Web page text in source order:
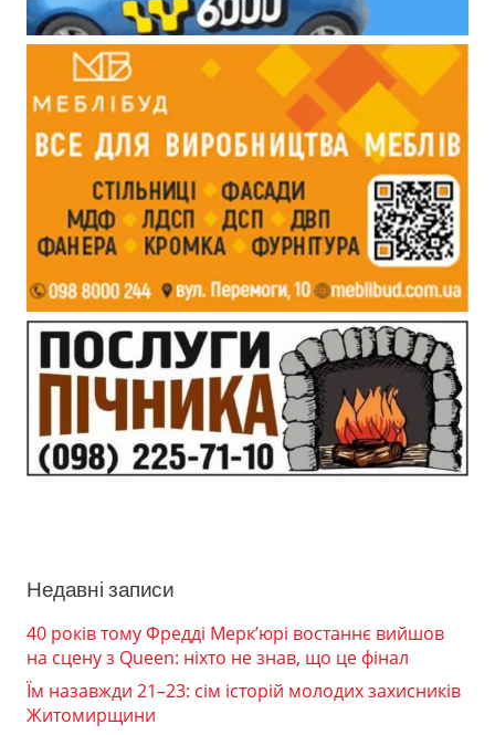
Недавні записи
40 років тому Фредді Мерк’юрі востаннє вийшов
на сцену з Queen: ніхто не знав, що це фінал
Їм назавжди 21–23: сім історій молодих захисників
Житомирщини